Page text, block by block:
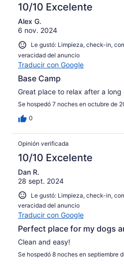
10/10 Excelente
Alex G.
6 nov. 2024
Le gustó: Limpieza, check-in,
veracidad del anuncio
Traducir con Google
Base Camp
Great place to relax after a long
Se hospedó 7 noches en octubre de
0
Opinión verificada
10/10 Excelente
Dan R.
28 sept. 2024
Le gustó: Limpieza, check-in,
veracidad del anuncio
Traducir con Google
Perfect place for my dogs
Clean and easy!
Se hospedó 8 noches en septiembre